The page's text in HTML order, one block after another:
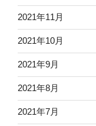
2021年11月
2021年10月
2021年9月
2021年8月
2021年7月